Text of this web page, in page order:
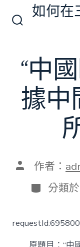
換
關
如何在
“中
據中
文 作者：
分
類
分類於